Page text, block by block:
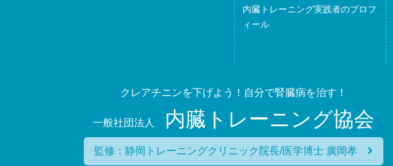
内臓トレーニング実践者のプロフ
ィール
クレアチニンを下げよう！自分で腎臓病を治す！
一般社団法人 内臓トレーニング協会
監修：静岡トレーニングクリニック院長/医学博士 廣岡孝